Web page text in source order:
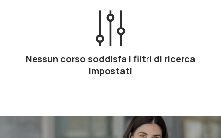
Nessun corso soddisfa i filtri di ricerca
impostati